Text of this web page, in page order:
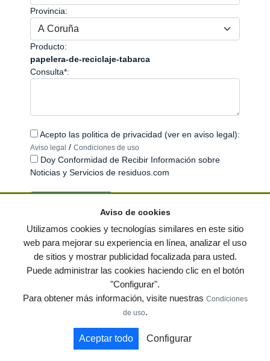
Provincia:
Producto:
papelera-de-reciclaje-tabarca
Consulta*:
Acepto las politica de privacidad (ver en aviso legal):
Aviso legal / Condiciones de uso
Doy Conformidad de Recibir Información sobre
Noticias y Servicios de residuos.com
© residuos.com - Todos los derechos reservados Política de privacidad
Condiciones de uso|Contacto|Editores| Mapa web|Preguntas frecuentes
Publica tus anuncios gratis!
Muebles de terraza y jardin Notas de prensa
by
Aviso de cookies
Utilizamos cookies y tecnologías similares en este sitio
web para mejorar su experiencia en línea, analizar el uso
de sitios y mostrar publicidad focalizada para usted.
Puede administrar las cookies haciendo clic en el botón
"Configurar".
Para obtener más información, visite nuestras Condiciones
de uso.
Aceptar todo Configurar